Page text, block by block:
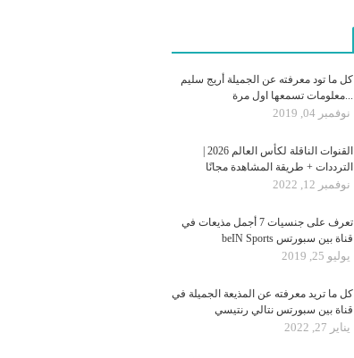
كل ما تود معرفته عن الجميلة أريج سليم
...معلومات تسمعها اول مرة
نوفمبر 04, 2019
الترددات + طريقة المشاهدة مجانًا
نوفمبر 12, 2022
تعرف على جنسيات 7 أجمل مذيعات في
قناة بين سبورتس beIN Sports
يوليو 25, 2019
كل ما تريد معرفته عن المذيعة الجميلة في
قناة بين سبورتس نتالي رنتيسي
يناير 27, 2022